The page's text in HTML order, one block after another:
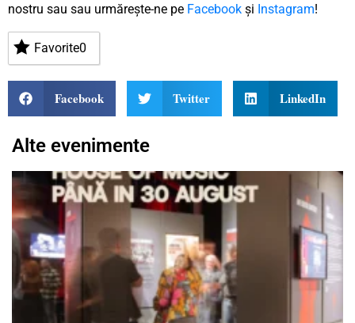
nostru sau sau urmărește-ne pe Facebook și Instagram!
Favorite0
Facebook Twitter LinkedIn
Alte evenimente